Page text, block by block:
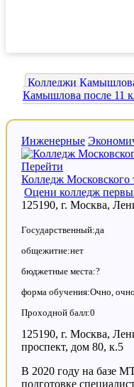
Колледжи
Камышлова после 11
Инженерные
Перейти
Колледж Московского
Оцени колледж
125190, г. Москва,
Государственный:да
общежитие:нет
бюджетные места:?
форма обучения:Очно,
Проходной балл:0
125190, г. Москва,
проспект, дом 80, к.5
В 2020 году на базе
подготовке